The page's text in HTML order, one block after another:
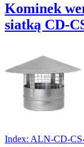
Kominek
siatką CD-
Index: ALN-CD-